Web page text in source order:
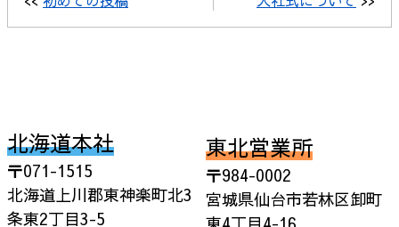
北海道本社
〒071-1515
北海道上川郡東神楽町北3
条東2丁目3-5
東北営業所
〒984-0002
宮城県仙台市若林区卸町